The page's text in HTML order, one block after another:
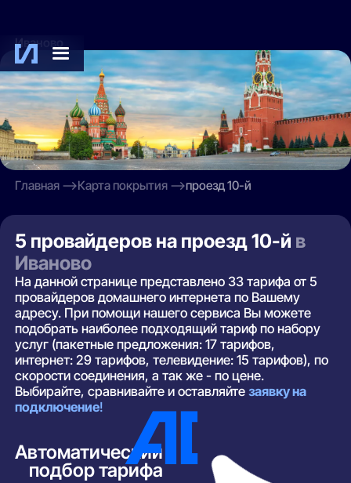
Иваново
Главная Карта покрытия проезд 10-й
5 провайдеров на проезд 10-й в
Иваново
На данной странице представлено 33 тарифа от 5
провайдеров домашнего интернета по Вашему
адресу. При помощи нашего сервиса Вы можете
подобрать наиболее подходящий тариф по набору
услуг (пакетные предложения: 17 тарифов,
интернет: 29 тарифов, телевидение: 15 тарифов), по
скорости соединения, а так же - по цене.
Выбирайте, сравнивайте и оставляйтезаявку на
подключение!
Автоматический
подбор тарифа